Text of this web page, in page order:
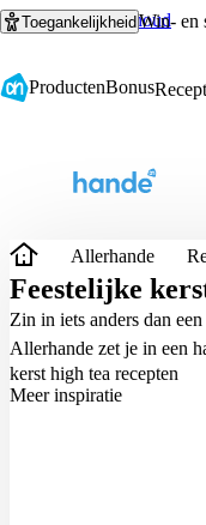
Ga naar hoofdinhoud
Ga naar zoeken
ToegankelijkheidWin- en
ProductenBonus
Allerhande
Feestelijke
Zin in iets anders dan
Allerhande zet je in een
kerst high tea recepten
Meer inspiratie